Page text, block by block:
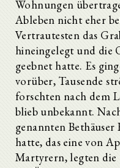
Wohnungen
Ableben nicht eher
Vertrautesten das
hineingelegt und die
geebnet hatte. Es
vorüber, Tausende
forschten nach dem
blieb unbekannt.
genannten
hatte, das eine von
Martyrern, legten die